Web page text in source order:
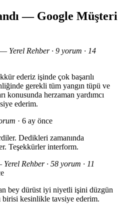
— Google Müşteri
Yerel Rehber · 9 yorum · 14
ederiz işinde çok başarılı
gerekli tüm yangın tüpü ve
konusunda herzaman yardımcı
ederim.
· 6 ay önce
Dedikleri zamanında
Teşekkürler interform.
Yerel Rehber · 58 yorum · 11
bey dürüst iyi niyetli işini düzgün
birisi kesinlikle tavsiye ederim.